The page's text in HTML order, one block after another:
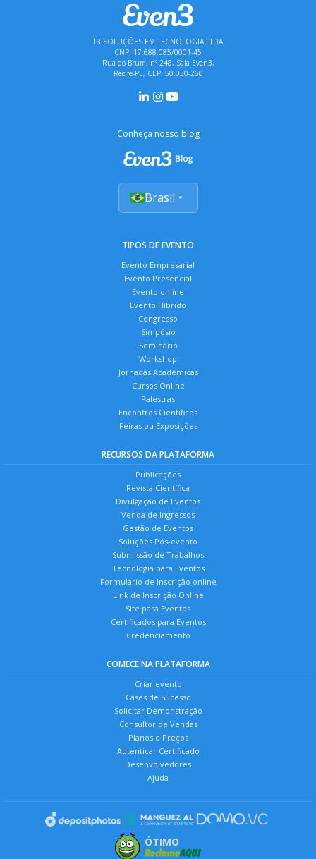
L3 SOLUÇÕES EM TECNOLOGIA LTDA
CNPJ 17.688.085/0001-45
Rua do Brum, nº 248, Sala Even3,
Recife-PE, CEP: 50.030-260
Conheça nosso blog
Brasil
TIPOS DE EVENTO
Evento Empresarial
Evento Presencial
Evento online
Evento Híbrido
Congresso
Simpósio
Seminário
Workshop
Jornadas Acadêmicas
Cursos Online
Palestras
Encontros Científicos
Feiras ou Exposições
RECURSOS DA PLATAFORMA
Publicações
Revista Científica
Divulgação de Eventos
Venda de Ingressos
Gestão de Eventos
Soluções Pós-evento
Submissão de Trabalhos
Tecnologia para Eventos
Formulário de Inscrição online
Link de Inscrição Online
Site para Eventos
Certificados para Eventos
Credenciamento
COMECE NA PLATAFORMA
Criar evento
Cases de Sucesso
Solicitar Demonstração
Consultor de Vendas
Planos e Preços
Autenticar Certificado
Desenvolvedores
Ajuda
ÓTIMO